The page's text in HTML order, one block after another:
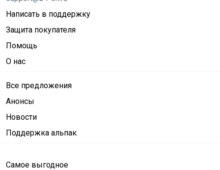
Написать в поддержку
Защита покупателя
Помощь
О нас
Все предложения
Анонсы
Новости
Поддержка альпак
Самое выгодное